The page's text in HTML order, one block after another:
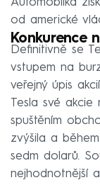
Automobilka
od americké
Konkurence
Definitivně se
vstupem na
veřejný úpis
Tesla své akcie
spuštěním
zvýšila a
sedm dolarů.
nejhodnotnější